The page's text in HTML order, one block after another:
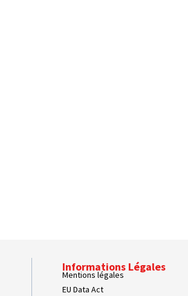
Informations Légales
Mentions légales
EU Data Act